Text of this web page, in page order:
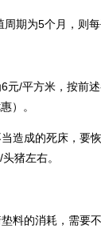
为5个月，则每
/平方米，按前述
）。
成的死床，要
猪左右。
的消耗，需要不